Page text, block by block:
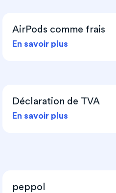
AirPods comme frais
En savoir plus
Déclaration de TVA
En savoir plus
peppol